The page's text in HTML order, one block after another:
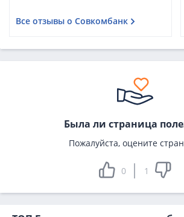
Все отзывы о Совкомбанк
Была ли страница
Пожалуйста, оцените
0 1